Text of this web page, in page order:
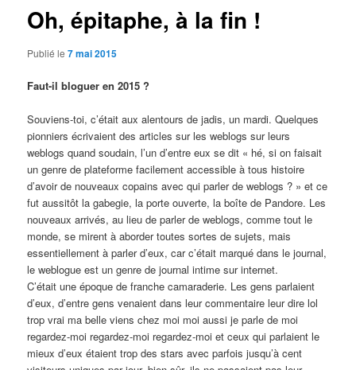
Oh, épitaphe, à la fin !
Publié le7 mai 2015
Faut-il bloguer en 2015 ?
Souviens-toi, c’était aux alentours de jadis, un mardi. Quelques
pionniers écrivaient des articles sur les weblogs sur leurs
weblogs quand soudain, l’un d’entre eux se dit « hé, si on faisait
un genre de plateforme facilement accessible à tous histoire
d’avoir de nouveaux copains avec qui parler de weblogs ? » et ce
fut aussitôt la gabegie, la porte ouverte, la boîte de Pandore. Les
nouveaux arrivés, au lieu de parler de weblogs, comme tout le
monde, se mirent à aborder toutes sortes de sujets, mais
essentiellement à parler d’eux, car c’était marqué dans le journal,
le weblogue est un genre de journal intime sur internet.
C’était une époque de franche camaraderie. Les gens parlaient
d’eux, d’entre gens venaient dans leur commentaire leur dire lol
trop vrai ma belle viens chez moi moi aussi je parle de moi
regardez-moi regardez-moi regardez-moi et ceux qui parlaient le
mieux d’eux étaient trop des stars avec parfois jusqu’à cent